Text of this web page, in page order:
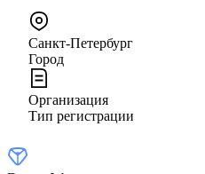
Санкт-Петербург
Город
Организация
Тип регистрации